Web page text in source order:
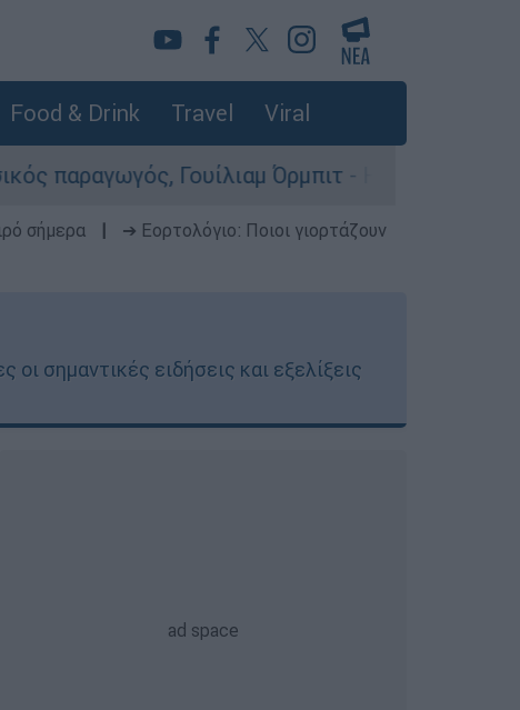
Food & Drink Travel Viral
Όρμπιτ - Η καθοριστική συμβολή του
σήμερα
➔ Εορτολόγιο: Ποιοι γιορτάζουν
σημαντικές ειδήσεις και εξελίξεις